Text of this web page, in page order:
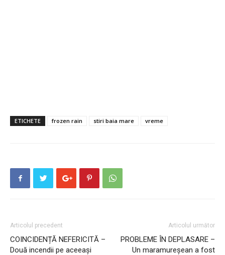
ETICHETE frozen rain stiri baia mare vreme
Articolul precedent
COINCIDENȚĂ NEFERICITĂ –
Două incendii pe aceeași
Articolul următor
PROBLEME ÎN DEPLASARE –
Un maramureșean a fost